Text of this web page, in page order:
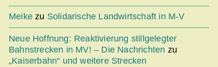
Meike zu Solidarische Landwirtschaft in M-V
Neue Hoffnung: Reaktivierung stillgelegter
Bahnstrecken in MV! – Die Nachrichten zu
„Kaiserbahn“ und weitere Strecken